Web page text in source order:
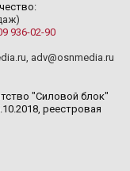
936-02-90
, adv@osnmedia.ru
"Силовой блок"
реестровая